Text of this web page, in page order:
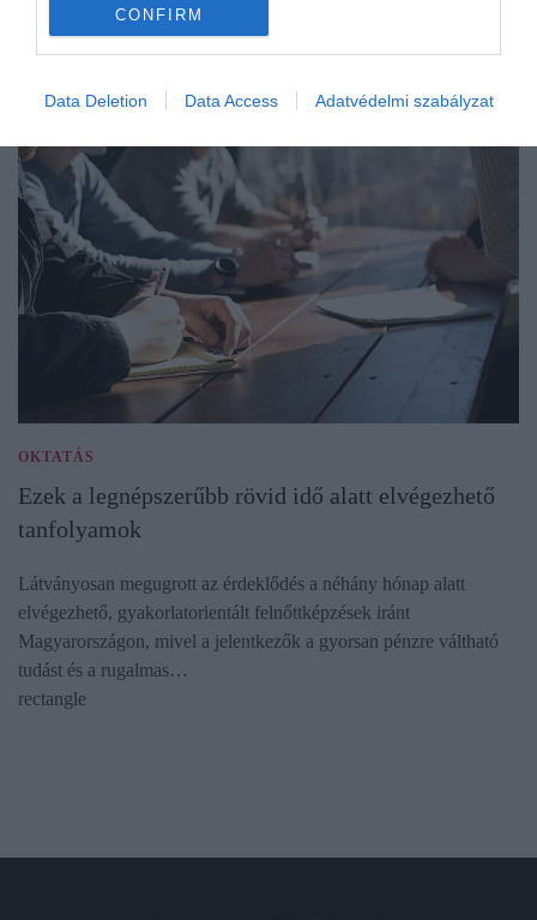
CONFIRM
Data Deletion Data Access Adatvédelmi szabályzat
OKTATÁS
Ezek a legnépszerűbb rövid idő alatt elvégezhető
tanfolyamok
Látványosan megugrott az érdeklődés a néhány hónap alatt
elvégezhető, gyakorlatorientált felnőttképzések iránt
Magyarországon, mivel a jelentkezők a gyorsan pénzre váltható
tudást és a rugalmas…
rectangle